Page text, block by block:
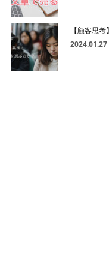
【顧客思